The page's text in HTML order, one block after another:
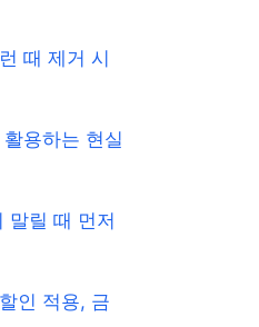
때 제거 시
용하는 현실
말릴 때 먼저
인 적용, 금